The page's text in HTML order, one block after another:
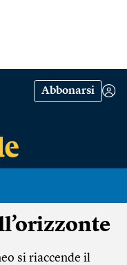
Abbonarsi
si riaccende il